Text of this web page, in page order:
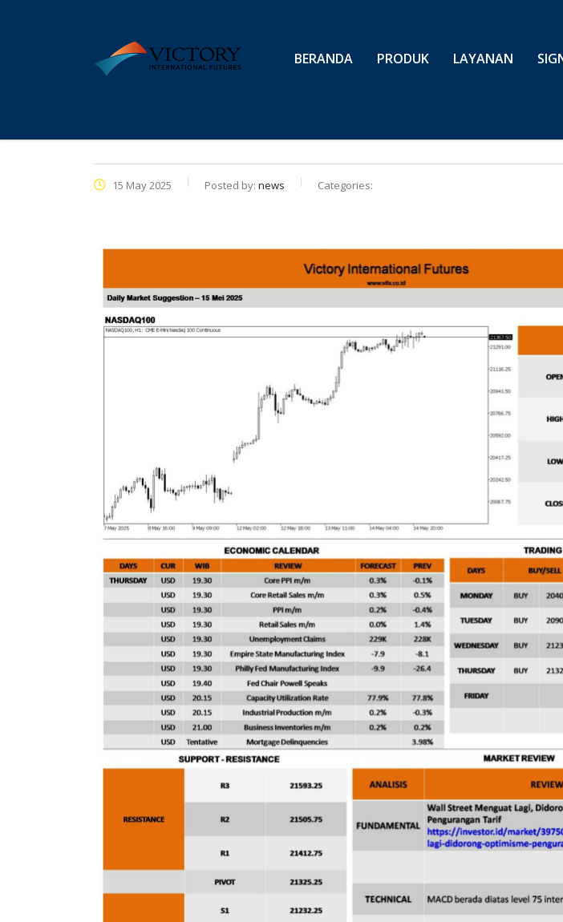
BERANDA PRODUK LAYANAN
15 May 2025 Posted by: news Categories: